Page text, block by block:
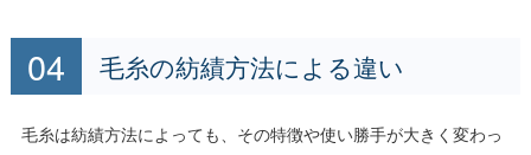
毛糸の紡績方法による違い
毛糸は紡績方法によっても、その特徴や使い勝手が大きく変わっ